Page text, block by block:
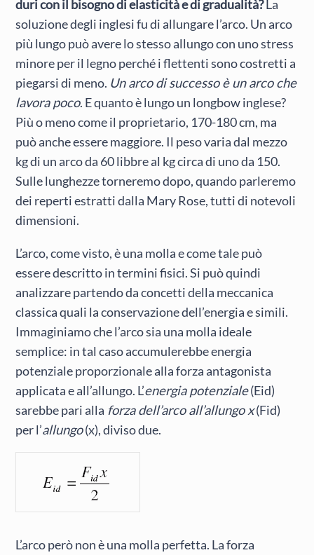
duri con il bisogno di elasticità e di gradualità?La
soluzione degli inglesi fu di allungare l’arco. Un arco
più lungo può avere lo stesso allungo con uno stress
minore per il legno perché i flettenti sono costretti a
piegarsi di meno. Un arco di successo è un arco che
lavora poco. E quanto è lungo un longbow inglese?
Più o meno come il proprietario, 170-180 cm, ma
può anche essere maggiore. Il peso varia dal mezzo
kg di un arco da 60 libbre al kg circa di uno da 150.
Sulle lunghezze torneremo dopo, quando parleremo
dei reperti estratti dalla Mary Rose, tutti di notevoli
dimensioni.
L’arco, come visto, è una molla e come tale può
essere descritto in termini fisici. Si può quindi
analizzare partendo da concetti della meccanica
classica quali la conservazione dell’energia e simili.
Immaginiamo che l’arco sia una molla ideale
semplice: in tal caso accumulerebbe energia
potenziale proporzionale alla forza antagonista
applicata e all’allungo. L’energia potenziale(Eid)
sarebbe pari alla forza dell’arco all’allungo x(Fid)
per l’allungo(x), diviso due.
L’arco però non è una molla perfetta. La forza